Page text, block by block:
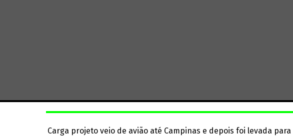
Carga projeto veio de avião até Campinas e depois foi levada